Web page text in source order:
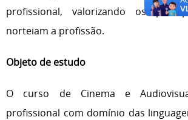
profissional, valorizando os
norteiam a profissão.
Objeto de estudo
O curso de Cinema e
profissional com domínio das